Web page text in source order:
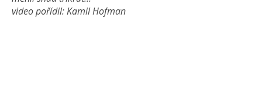
video pořídil: Kamil Hofman